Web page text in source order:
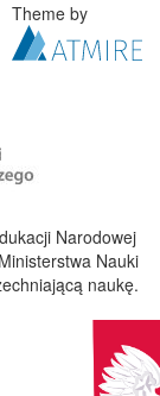
Theme by
Narodowej
Nauki
naukę.